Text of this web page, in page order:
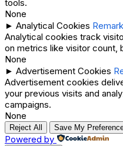
tools.
None
► Analytical Cookies Remark
Analytical cookies track
on metrics like visitor count,
None
► Advertisement Cookies
Advertisement cookies
your previous visits and
campaigns.
None
Reject All Save My
Powered by